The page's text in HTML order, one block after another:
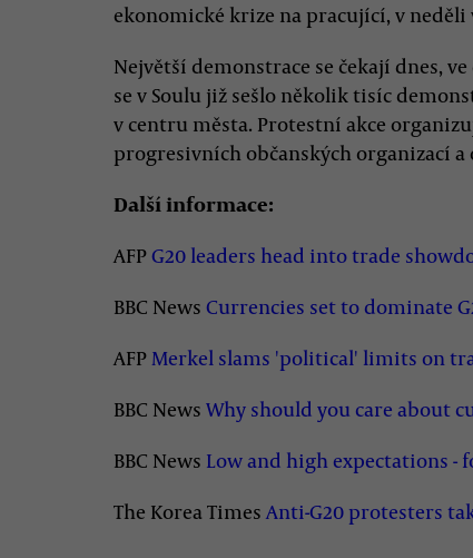
ekonomické krize na pracující, v
Největší demonstrace se čekají dnes,
se v Soulu již sešlo několik tisíc
v centru města. Protestní akce
progresivních občanských organizací a
Další informace:
AFPG20 leaders head into trade
BBC News Currencies set to dominate
AFPMerkel slams 'political' limits on
BBC News Why should you care about
BBC News Low and high expectations -
The Korea Times Anti-G20 protesters